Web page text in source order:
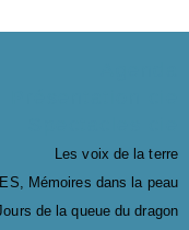
Les voix de la terre
Mémoires dans la peau
de la queue du dragon